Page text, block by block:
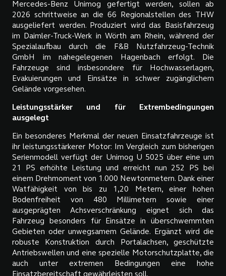
Mercedes-Benz Unimog gefertigt werden, sollen ab
2026 schrittweise an die 66 Regionalstellen des THW
ausgeliefert werden. Produziert wird das Basisfahrzeug
im Daimler-Truck-Werk in Wörth am Rhein, während der
Spezialaufbau durch die F&B Nutzfahrzeug-Technik
GmbH im nahegelegenen Hagenbach erfolgt. Die
Fahrzeuge sind insbesondere für Hochwasserlagen,
Evakuierungen und Einsätze in schwer zugänglichem
Gelände vorgesehen.
Leistungsstärker und für Extrembedingungen
ausgelegt
Ein besonderes Merkmal der neuen Einsatzfahrzeuge ist
ihr leistungsstärkerer Motor: Im Vergleich zum bisherigen
Serienmodell verfügt der Unimog U 5025 über eine um
21 PS erhöhte Leistung und erreicht nun 252 PS bei
einem Drehmoment von 1.000 Newtonmetern. Dank einer
Watfähigkeit von bis zu 1,20 Metern, einer hohen
Bodenfreiheit von 480 Millimetern sowie einer
ausgeprägten Achsverschränkung eignet sich das
Fahrzeug besonders für Einsätze in überschwemmten
Gebieten oder unwegsamem Gelände. Ergänzt wird die
robuste Konstruktion durch Portalachsen, geschützte
Antriebswellen und eine spezielle Motorschutzplatte, die
auch unter extremen Bedingungen eine hohe